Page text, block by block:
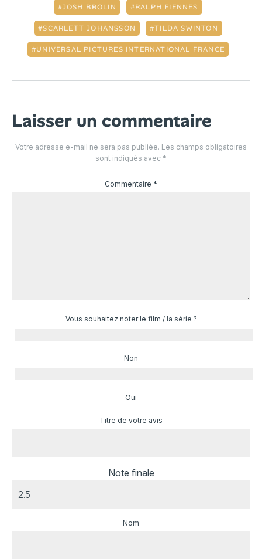
JOSH BROLIN RALPH FIENNES
SCARLETT JOHANSSON TILDA SWINTON
UNIVERSAL PICTURES INTERNATIONAL FRANCE
Laisser un commentaire
Votre adresse e-mail ne sera pas publiée. Les champs obligatoires
sont indiqués avec *
Commentaire *
Vous souhaitez noter le film / la série ?
Non
Oui
Titre de votre avis
Note finale
Nom